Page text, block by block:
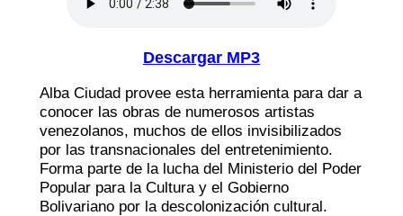
Descargar MP3
Alba Ciudad provee esta herramienta para dar a
conocer las obras de numerosos artistas
venezolanos, muchos de ellos invisibilizados
por las transnacionales del entretenimiento.
Forma parte de la lucha del Ministerio del Poder
Popular para la Cultura y el Gobierno
Bolivariano por la descolonización cultural.